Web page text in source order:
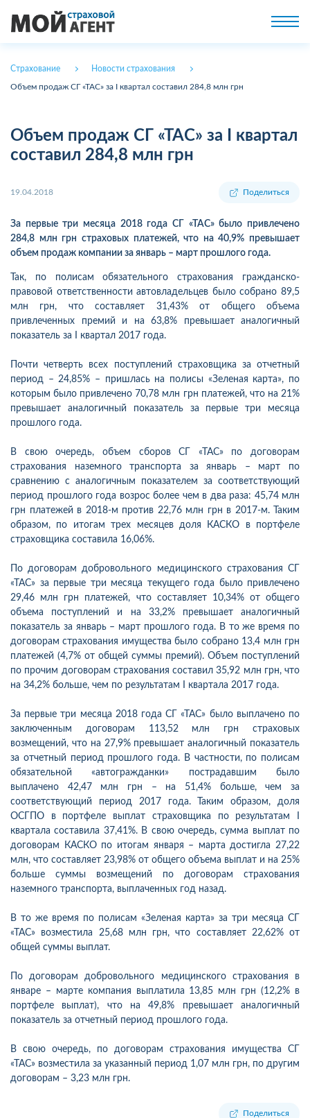
Страхование Новости страхования
Объем продаж СГ «ТАС» за І квартал составил 284,8 млн грн
Объем продаж СГ «ТАС» за І квартал
составил 284,8 млн грн
19.04.2018 Поделиться
За первые три месяца 2018 года СГ «ТАС» было привлечено
284,8 млн грн страховых платежей, что на 40,9% превышает
объем продаж компании за январь – март прошлого года.
Так, по полисам обязательного страхования гражданско-
правовой ответственности автовладельцев было собрано 89,5
млн грн, что составляет 31,43% от общего объема
привлеченных премий и на 63,8% превышает аналогичный
показатель за І квартал 2017 года.
Почти четверть всех поступлений страховщика за отчетный
период – 24,85% – пришлась на полисы «Зеленая карта», по
которым было привлечено 70,78 млн грн платежей, что на 21%
превышает аналогичный показатель за первые три месяца
прошлого года.
В свою очередь, объем сборов СГ «ТАС» по договорам
страхования наземного транспорта за январь – март по
сравнению с аналогичным показателем за соответствующий
период прошлого года возрос более чем в два раза: 45,74 млн
грн платежей в 2018-м против 22,76 млн грн в 2017-м. Таким
образом, по итогам трех месяцев доля КАСКО в портфеле
страховщика составила 16,06%.
По договорам добровольного медицинского страхования СГ
«ТАС» за первые три месяца текущего года было привлечено
29,46 млн грн платежей, что составляет 10,34% от общего
объема поступлений и на 33,2% превышает аналогичный
показатель за январь – март прошлого года. В то же время по
договорам страхования имущества было собрано 13,4 млн грн
платежей (4,7% от общей суммы премий). Объем поступлений
по прочим договорам страхования составил 35,92 млн грн, что
на 34,2% больше, чем по результатам І квартала 2017 года.
За первые три месяца 2018 года СГ «ТАС» было выплачено по
заключенным договорам 113,52 млн грн страховых
возмещений, что на 27,9% превышает аналогичный показатель
за отчетный период прошлого года. В частности, по полисам
обязательной «автогражданки» пострадавшим было
выплачено 42,47 млн грн – на 51,4% больше, чем за
соответствующий период 2017 года. Таким образом, доля
ОСГПО в портфеле выплат страховщика по результатам І
квартала составила 37,41%. В свою очередь, сумма выплат по
договорам КАСКО по итогам января – марта достигла 27,22
млн, что составляет 23,98% от общего объема выплат и на 25%
больше суммы возмещений по договорам страхования
наземного транспорта, выплаченных год назад.
В то же время по полисам «Зеленая карта» за три месяца СГ
«ТАС» возместила 25,68 млн грн, что составляет 22,62% от
общей суммы выплат.
По договорам добровольного медицинского страхования в
январе – марте компания выплатила 13,85 млн грн (12,2% в
портфеле выплат), что на 49,8% превышает аналогичный
показатель за отчетный период прошлого года.
В свою очередь, по договорам страхования имущества СГ
«ТАС» возместила за указанный период 1,07 млн грн, по другим
договорам – 3,23 млн грн.
Поделиться